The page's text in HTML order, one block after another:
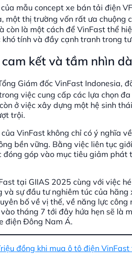
mẫu concept xe bán tải điện
một thị trường vốn rất ưa chuộng
còn là một cách để VinFast thể
khó tính và đầy cạnh tranh trong
kết và tầm nhìn
Giám đốc VinFast
việc cung cấp các lựa chọn
ở việc xây dựng một hệ sinh
trội.
VinFast không chỉ có ý nghĩa
bền vững. Bằng việc liên tục
đóng góp vào mục tiêu giảm
tại GIIAS 2025 cùng với việc
và sự đầu tư nghiêm túc của
bố về vị thế, về năng lực
vào tháng 7 tới đây hứa hẹn sẽ là
điện Đông Nam Á.
đồng khi mua ô tô điện